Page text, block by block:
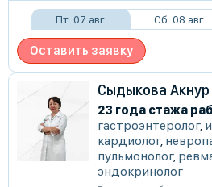
Пт. 07 авг. Сб. 08 авг.
Оставить заявку
Сыдыкова
23 года стажа
гастроэнтеролог,
кардиолог,
пульмонолог,
эндокринолог